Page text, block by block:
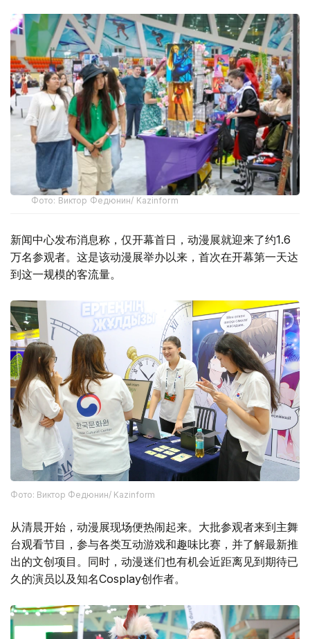
Фото: Виктор Федюнин/ Kazinform
新闻中心发布消息称，仅开幕首日，动漫展就迎来了约1.6
万名参观者。这是该动漫展举办以来，首次在开幕第一天达
到这一规模的客流量。
Фото: Виктор Федюнин/ Kazinform
从清晨开始，动漫展现场便热闹起来。大批参观者来到主舞
台观看节目，参与各类互动游戏和趣味比赛，并了解最新推
出的文创项目。同时，动漫迷们也有机会近距离见到期待已
久的演员以及知名Cosplay创作者。